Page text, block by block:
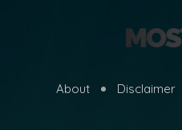
About Disclaimer